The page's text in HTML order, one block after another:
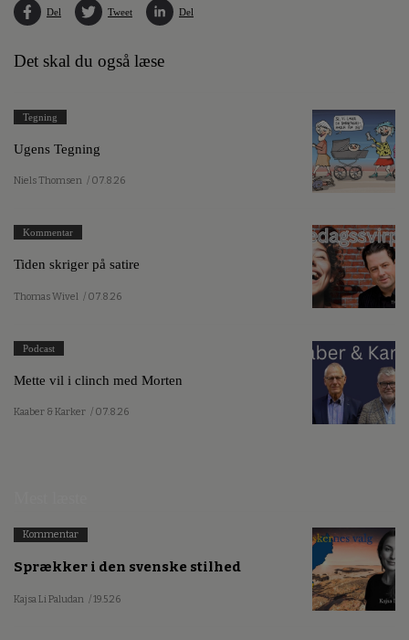
Del Tweet Del
Det skal du også læse
Tegning
Ugens Tegning
Niels Thomsen / 07.8.26
Kommentar
Tiden skriger på satire
Thomas Wivel / 07.8.26
Podcast
Mette vil i clinch med Morten
Kaaber & Karker / 07.8.26
Kommentar
Sprækker i den svenske stilhed
Kajsa Li Paludan / 19.5.26